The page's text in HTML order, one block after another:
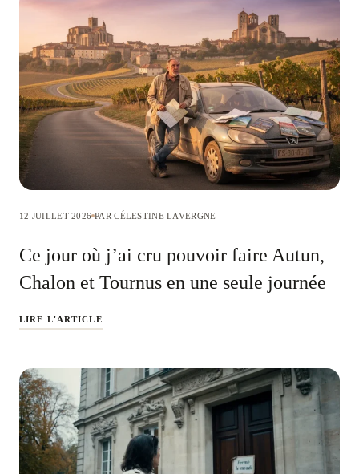
12 JUILLET 2026 PAR CÉLESTINE LAVERGNE
Ce jour où j’ai cru pouvoir faire Autun,
Chalon et Tournus en une seule journée
LIRE L'ARTICLE